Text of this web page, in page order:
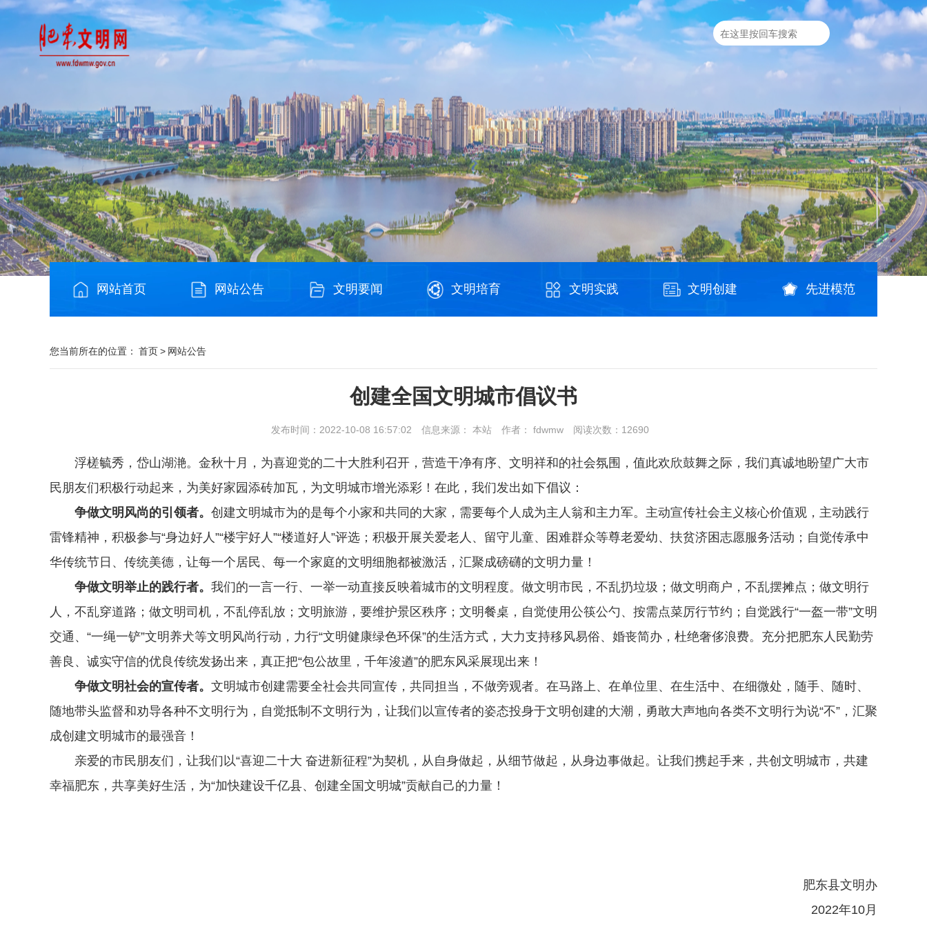
网站首页 网站公告 文明要闻 文明培育 文明实践 文明创建 先进模范
您当前所在的位置： 首页> 网站公告
创建全国文明城市倡议书
发布时间：2022-10-08 16:57:02 信息来源： 本站 作者： fdwmw 阅读次数： 12690
浮槎毓秀，岱山湖滟。金秋十月，为喜迎党的二十大胜利召开，营造干净有序、文明祥和的社会氛围，值此欢欣鼓舞之际，我们真诚地盼望广大市
民朋友们积极行动起来，为美好家园添砖加瓦，为文明城市增光添彩！在此，我们发出如下倡议：
争做文明风尚的引领者。 创建文明城市为的是每个小家和共同的大家，需要每个人成为主人翁和主力军。主动宣传社会主义核心价值观，主动践行
雷锋精神，积极参与“身边好人”“楼宇好人”“楼道好人”评选；积极开展关爱老人、留守儿童、困难群众等尊老爱幼、扶贫济困志愿服务活动；自觉传承中
华传统节日、传统美德，让每一个居民、每一个家庭的文明细胞都被激活，汇聚成磅礴的文明力量！
争做文明举止的践行者。 我们的一言一行、一举一动直接反映着城市的文明程度。做文明市民，不乱扔垃圾；做文明商户，不乱摆摊点；做文明行
人，不乱穿道路；做文明司机，不乱停乱放；文明旅游，要维护景区秩序；文明餐桌，自觉使用公筷公勺、按需点菜厉行节约；自觉践行“一盔一带”文明
交通、“一绳一铲”文明养犬等文明风尚行动，力行“文明健康绿色环保”的生活方式，大力支持移风易俗、婚丧简办，杜绝奢侈浪费。充分把肥东人民勤劳
善良、诚实守信的优良传统发扬出来，真正把“包公故里，千年浚遒”的肥东风采展现出来！
争做文明社会的宣传者。 文明城市创建需要全社会共同宣传，共同担当，不做旁观者。在马路上、在单位里、在生活中、在细微处，随手、随时、
随地带头监督和劝导各种不文明行为，自觉抵制不文明行为，让我们以宣传者的姿态投身于文明创建的大潮，勇敢大声地向各类不文明行为说“不”，汇聚
成创建文明城市的最强音！
亲爱的市民朋友们，让我们以“喜迎二十大 奋进新征程”为契机，从自身做起，从细节做起，从身边事做起。让我们携起手来，共创文明城市，共建
幸福肥东，共享美好生活，为“加快建设千亿县、创建全国文明城”贡献自己的力量！
肥东县文明办
2022年10月